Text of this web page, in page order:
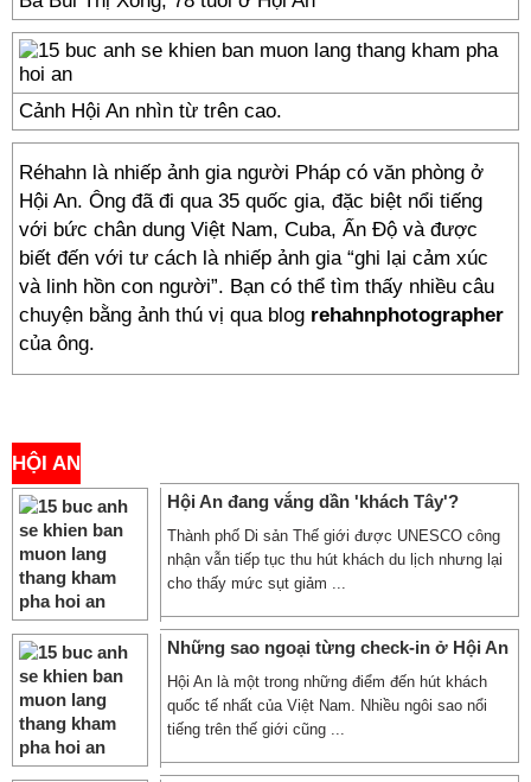
Cảnh Hội An nhìn từ trên cao.
Réhahn là nhiếp ảnh gia người Pháp có văn phòng ở
Hội An. Ông đã đi qua 35 quốc gia, đặc biệt nổi tiếng
với bức chân dung Việt Nam, Cuba, Ấn Độ và được
biết đến với tư cách là nhiếp ảnh gia “ghi lại cảm xúc
và linh hồn con người”. Bạn có thể tìm thấy nhiều câu
chuyện bằng ảnh thú vị qua blog rehahnphotographer
của ông.
HỘI AN
Hội An đang vắng dần 'khách Tây'?
Thành phố Di sản Thế giới được UNESCO công
nhận vẫn tiếp tục thu hút khách du lịch nhưng lại
cho thấy mức sụt giảm ...
Những sao ngoại từng check-in ở Hội An
Hội An là một trong những điểm đến hút khách
quốc tế nhất của Việt Nam. Nhiều ngôi sao nổi
tiếng trên thế giới cũng ...